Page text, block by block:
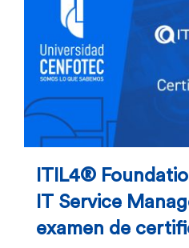
ITIL4®
IT Service
examen de